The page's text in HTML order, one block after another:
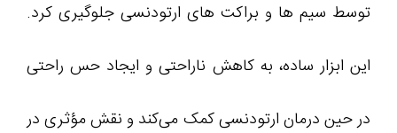
توسط سیم‌ ها و براکت‌ های ارتودنسی جلوگیری کرد.
این ابزار ساده، به کاهش ناراحتی و ایجاد حس راحتی
در حین درمان ارتودنسی کمک می‌کند و نقش مؤثری در